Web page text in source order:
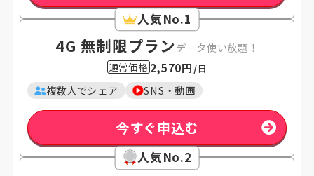
人気No.1
4G 無制限プランデータ使い放題！
通常価格2,570円 /日
複数人でシェア SNS・動画
今すぐ申込む
人気No.2